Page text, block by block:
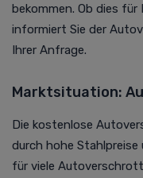
bekommen. Ob dies
informiert Sie der
Ihrer Anfrage.
Marktsituation:
Die kostenlose
durch hohe
für viele